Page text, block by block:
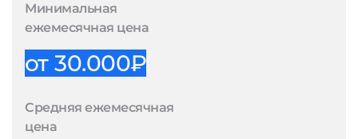
Минимальная
ежемесячная цена
от 30.000₽
Средняя ежемесячная
цена